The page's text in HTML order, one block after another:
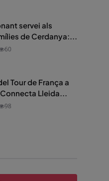
servei als
de Cerdanya:...
60
Tour de França a
Lleida...
98